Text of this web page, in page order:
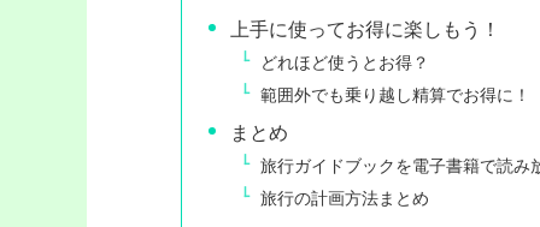
上手に使ってお得に楽しもう！
どれほど使うとお得？
範囲外でも乗り越し精算でお得に！
まとめ
旅行ガイドブックを電子書籍で読み
旅行の計画方法まとめ